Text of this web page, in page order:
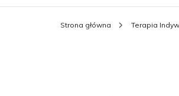
Strona główna Terapia